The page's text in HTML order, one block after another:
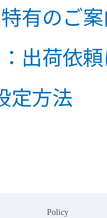
有のご
出荷依
定方法
Policy